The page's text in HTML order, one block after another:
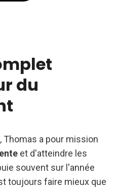
du
Thomas a pour mission
et d'atteindre les
souvent sur l'année
toujours faire mieux que